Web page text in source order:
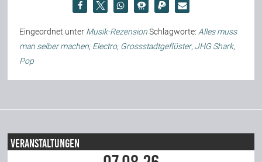
Eingeordnet unter Musik-Rezension Schlagworte: Alles muss
man selber machen, Electro, Grossstadtgeflüster, JHG Shark,
Pop
Veranstaltungen